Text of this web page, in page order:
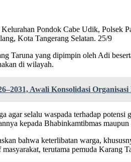
Pondok Cabe Udik, Polsek
Kota Tangerang Selatan. 25/9
Taruna yang dipimpin oleh Adi
di wilayah.
Awali Konsolidasi Organisasi
agar selalu waspada terhadap
kepada Bhabinkamtibmas
bahwa keterlibatan warga,
terutama pemuda